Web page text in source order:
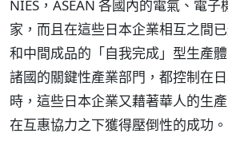
NIES，ASEAN 各國內的電氣、電
家，而且在這些日本企業相互之間
和中間成品的「自我完成」型生產
諸國的關鍵性產業部門，都控制在
時，這些日本企業又藉著華人的生
在互惠協力之下獲得壓倒性的成功。